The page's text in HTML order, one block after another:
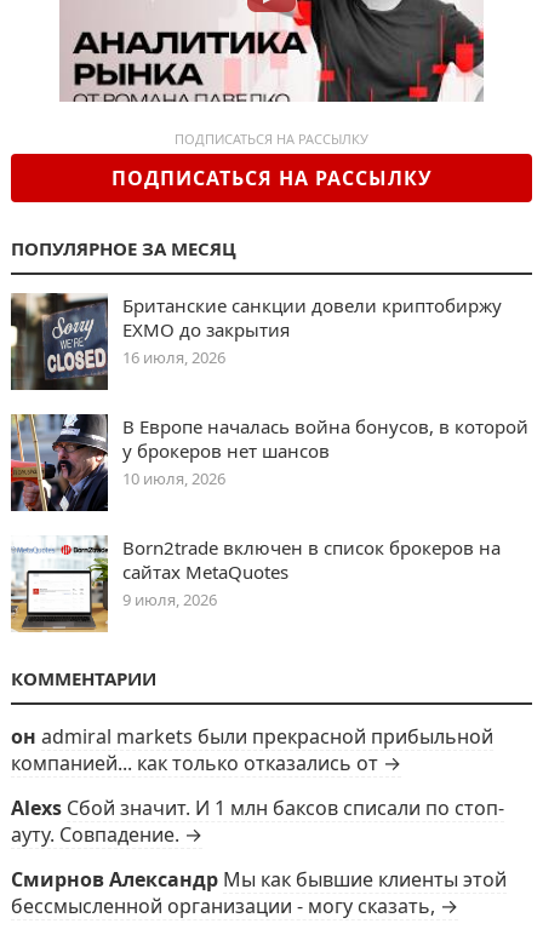
ПОДПИСАТЬСЯ НА РАССЫЛКУ
ПОДПИСАТЬСЯ НА РАССЫЛКУ
ПОПУЛЯРНОЕ ЗА МЕСЯЦ
Британские санкции довели криптобиржу
EXMO до закрытия
16 июля, 2026
В Европе началась война бонусов, в которой
у брокеров нет шансов
10 июля, 2026
Born2trade включен в список брокеров на
сайтах MetaQuotes
9 июля, 2026
КОММЕНТАРИИ
он admiral markets были прекрасной прибыльной
компанией... как только отказались от →
Alexs Сбой значит. И 1 млн баксов списали по стоп-
ауту. Совпадение. →
Смирнов Александр Мы как бывшие клиенты этой
бессмысленной организации - могу сказать, →